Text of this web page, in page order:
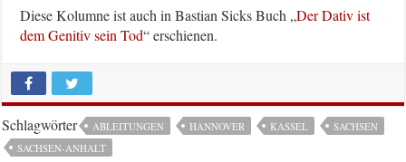
Diese Kolumne ist auch in Bastian Sicks Buch „Der Dativ ist
dem Genitiv sein Tod“ erschienen.
Schlagwörter ABLEITUNGEN HANNOVER KASSEL
SACHSEN
SACHSEN-ANHALT